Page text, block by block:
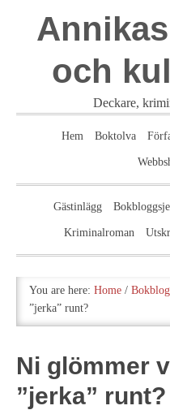
och
Deckare,
Hem Boktolva
Gästinlägg
Kriminalroman
You are here: Home /
”jerka” runt?
Ni glömmer
”jerka” runt?